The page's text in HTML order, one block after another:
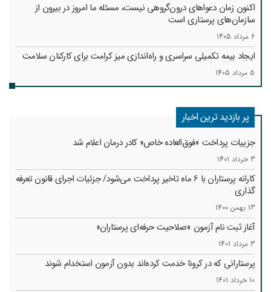
اکنون زمان دعواهای درون‌گروهی نیست، مسئله ما امروز در بیرون از
سازمان‌های پرستاری است
6 مرداد 1405
ایجاد بیمه تکمیلی سراسری و راه‌اندازی میز کرامت برای کارکنان سلامت
5 مرداد 1405
پر بازدید ترین اخبار
جزییات پرداخت «فوق‌العاده خاص» کادر درمان اعلام شد
3 خرداد 1401
کارانه‌ پرستاران با 6 ماه تاخیر پرداخت می‌شود/ جزئیات اجرای قانون تعرفه
گذاری
13 بهمن 1400
آغاز ثبت نام آزمون «صلاحیت حرفه‌ای پرستاران»
3 مرداد 1401
پرستارانی که در کرونا خدمت کرد‌ه‌اند بدون آزمون استخدام شوند
10 خرداد 1401